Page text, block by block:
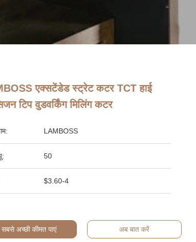
एक्सटेंडेड स्ट्रेट कटर TCT हाई
टिप वुडवर्किंग मिलिंग कटर
LAMBOSS
50
$3.60-4
सबसे अच्छी कीमत पाएं अब बात करें